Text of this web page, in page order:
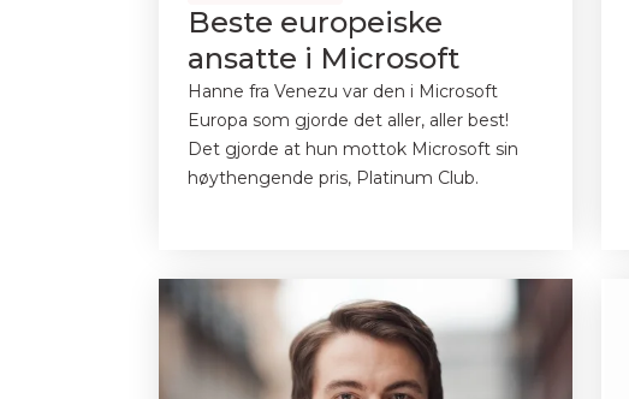
Beste europeiske
ansatte i Microsoft
Hanne fra Venezu var den i Microsoft
Europa som gjorde det aller, aller best!
Det gjorde at hun mottok Microsoft sin
høythengende pris, Platinum Club.